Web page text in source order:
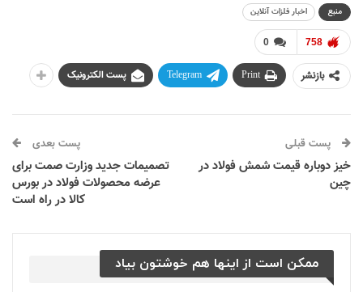
منبع اخبار فلزات آنلاین
0 758
بازنشر Print
Telegram پست الکترونیک
پست قبلی
خیز دوباره قیمت شمش فولاد در
چین
پست بعدی
تصمیمات جدید وزارت صمت برای
عرضه محصولات فولاد در بورس
کالا در راه است
ممکن است از اینها هم خوشتون بیاد